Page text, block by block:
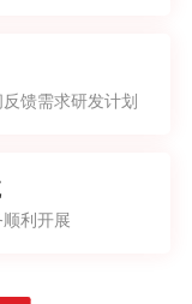
馈需求研发计划
利开展